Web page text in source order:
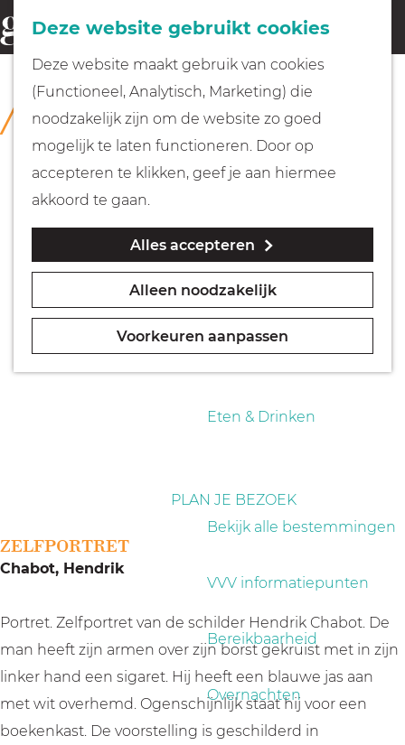
Deze website gebruikt cookies
Deze website maakt gebruik van cookies
(Functioneel, Analytisch, Marketing) die
noodzakelijk zijn om de website zo goed
mogelijk te laten functioneren. Door op
accepteren te klikken, geef je aan hiermee
akkoord te gaan.
Alles accepteren
Alleen noodzakelijk
Voorkeuren aanpassen
G
a
Fietsen
Wandelen
Geocachen
Naar het museum
Eten & Drinken
PLAN JE BEZOEK
Bekijk alle bestemmingen
VVV informatiepunten
Bereikbaarheid
Overnachten
o
e
k
e
n
COLLECTIE
Singer Laren
ZELFPORTRET
Chabot, Hendrik
Portret. Zelfportret van de schilder Hendrik Chabot. De
man heeft zijn armen over zijn borst gekruist met in zijn
linker hand een sigaret. Hij heeft een blauwe jas aan
met wit overhemd. Ogenschijnlijk staat hij voor een
boekenkast. De voorstelling is geschilderd in